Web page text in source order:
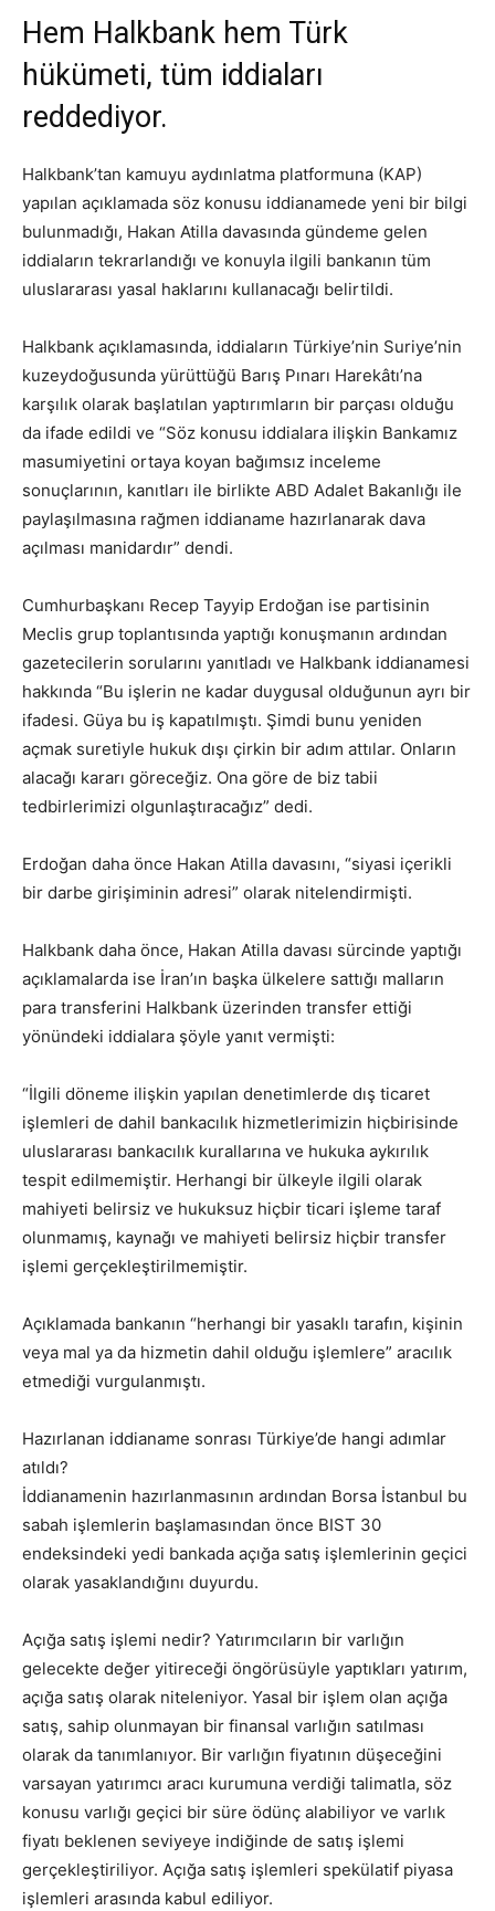
Hem Halkbank hem Türk
hükümeti, tüm iddiaları
reddediyor.
Halkbank’tan kamuyu aydınlatma platformuna (KAP)
yapılan açıklamada söz konusu iddianamede yeni bir bilgi
bulunmadığı, Hakan Atilla davasında gündeme gelen
iddiaların tekrarlandığı ve konuyla ilgili bankanın tüm
uluslararası yasal haklarını kullanacağı belirtildi.
Halkbank açıklamasında, iddiaların Türkiye’nin Suriye’nin
kuzeydoğusunda yürüttüğü Barış Pınarı Harekâtı’na
karşılık olarak başlatılan yaptırımların bir parçası olduğu
da ifade edildi ve “Söz konusu iddialara ilişkin Bankamız
masumiyetini ortaya koyan bağımsız inceleme
sonuçlarının, kanıtları ile birlikte ABD Adalet Bakanlığı ile
paylaşılmasına rağmen iddianame hazırlanarak dava
açılması manidardır” dendi.
Cumhurbaşkanı Recep Tayyip Erdoğan ise partisinin
Meclis grup toplantısında yaptığı konuşmanın ardından
gazetecilerin sorularını yanıtladı ve Halkbank iddianamesi
hakkında “Bu işlerin ne kadar duygusal olduğunun ayrı bir
ifadesi. Güya bu iş kapatılmıştı. Şimdi bunu yeniden
açmak suretiyle hukuk dışı çirkin bir adım attılar. Onların
alacağı kararı göreceğiz. Ona göre de biz tabii
tedbirlerimizi olgunlaştıracağız” dedi.
Erdoğan daha önce Hakan Atilla davasını, “siyasi içerikli
bir darbe girişiminin adresi” olarak nitelendirmişti.
Halkbank daha önce, Hakan Atilla davası sürcinde yaptığı
açıklamalarda ise İran’ın başka ülkelere sattığı malların
para transferini Halkbank üzerinden transfer ettiği
yönündeki iddialara şöyle yanıt vermişti:
“İlgili döneme ilişkin yapılan denetimlerde dış ticaret
işlemleri de dahil bankacılık hizmetlerimizin hiçbirisinde
uluslararası bankacılık kurallarına ve hukuka aykırılık
tespit edilmemiştir. Herhangi bir ülkeyle ilgili olarak
mahiyeti belirsiz ve hukuksuz hiçbir ticari işleme taraf
olunmamış, kaynağı ve mahiyeti belirsiz hiçbir transfer
işlemi gerçekleştirilmemiştir.
Açıklamada bankanın “herhangi bir yasaklı tarafın, kişinin
veya mal ya da hizmetin dahil olduğu işlemlere” aracılık
etmediği vurgulanmıştı.
Hazırlanan iddianame sonrası Türkiye’de hangi adımlar
atıldı?
İddianamenin hazırlanmasının ardından Borsa İstanbul bu
sabah işlemlerin başlamasından önce BIST 30
endeksindeki yedi bankada açığa satış işlemlerinin geçici
olarak yasaklandığını duyurdu.
Açığa satış işlemi nedir? Yatırımcıların bir varlığın
gelecekte değer yitireceği öngörüsüyle yaptıkları yatırım,
açığa satış olarak niteleniyor. Yasal bir işlem olan açığa
satış, sahip olunmayan bir finansal varlığın satılması
olarak da tanımlanıyor. Bir varlığın fiyatının düşeceğini
varsayan yatırımcı aracı kurumuna verdiği talimatla, söz
konusu varlığı geçici bir süre ödünç alabiliyor ve varlık
fiyatı beklenen seviyeye indiğinde de satış işlemi
gerçekleştiriliyor. Açığa satış işlemleri spekülatif piyasa
işlemleri arasında kabul ediliyor.